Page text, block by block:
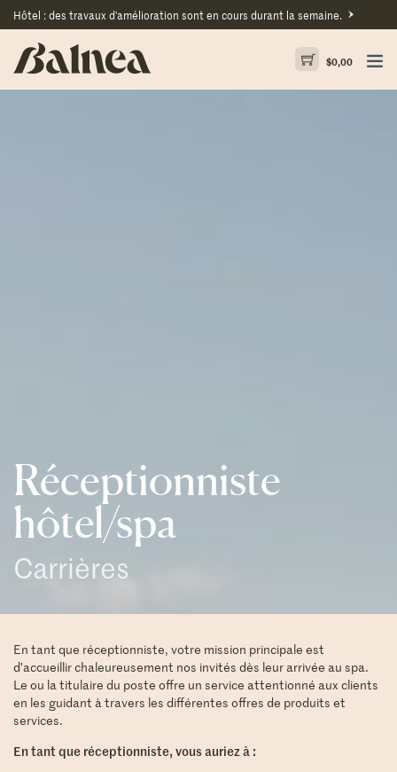
Hôtel : des travaux d'amélioration sont en cours durant la semaine.
$0,00
Réceptionniste
hôtel/spa
Carrières
En tant que réceptionniste, votre mission principale est
d’accueillir chaleureusement nos invités dès leur arrivée au spa.
Le ou la titulaire du poste offre un service attentionné aux clients
en les guidant à travers les différentes offres de produits et
services.
En tant que réceptionniste, vous auriez à :